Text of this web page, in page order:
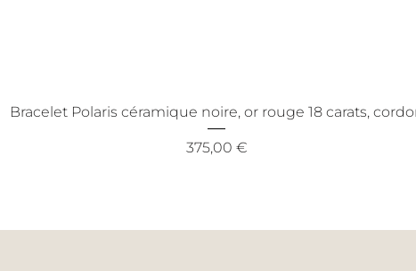
Bracelet Polaris céramique noire, or rouge 18 carats,
Prix
375,00 €